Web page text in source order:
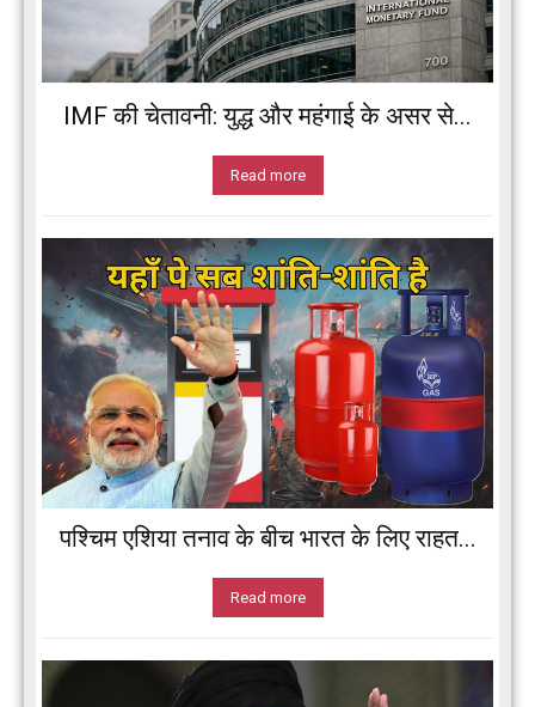
IMF की चेतावनी: युद्ध और महंगाई के असर से...
Read more
पश्चिम एशिया तनाव के बीच भारत के लिए राहत...
Read more